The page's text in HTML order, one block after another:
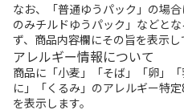
なお、「普通ゆうパック」の場
のみチルドゆうパック」などと
ず、商品内容欄にその旨を表示し
アレルギー情報について
商品に「小麦」「そば」「卵」
に」「くるみ」のアレルギー特
を表示します。